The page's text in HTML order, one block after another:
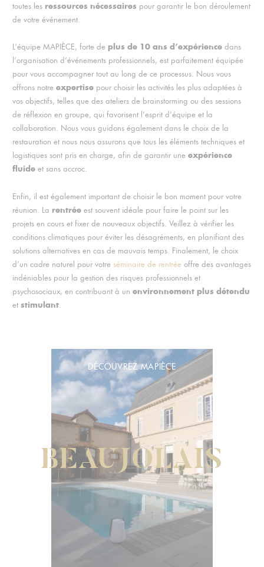
toutes les ressources nécessaires pour garantir le bon déroulement
de votre événement.
L’équipe MAPIÈCE, forte de plus de 10 ans d’expériencedans
l’organisation d’événements professionnels, est parfaitement équipée
pour vous accompagner tout au long de ce processus. Nous vous
offrons notre expertisepour choisir les activités les plus adaptées à
vos objectifs, telles que des ateliers de brainstorming ou des sessions
de réflexion en groupe, qui favorisent l’esprit d’équipe et la
collaboration. Nous vous guidons également dans le choix de la
restauration et nous nous assurons que tous les éléments techniques et
logistiques sont pris en charge, afin de garantir une expérience
fluideet sans accroc.
Enfin, il est également important de choisir le bon moment pour votre
réunion. La rentréeest souvent idéale pour faire le point sur les
projets en cours et fixer de nouveaux objectifs. Veillez à vérifier les
conditions climatiques pour éviter les désagréments, en planifiant des
solutions alternatives en cas de mauvais temps. Finalement, le choix
d’un cadre naturel pour votre séminaire de rentrée offre des avantages
indéniables pour la gestion des risques professionnels et
psychosociaux, en contribuant à un environnement plus détendu
et stimulant.
DÉCOUVREZ MAPIÈCE
BEAUJOLAIS